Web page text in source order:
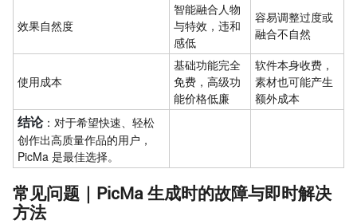
效果自然度
智能融合人物
与特效，违和
感低
容易调整过度或
融合不自然
使用成本
基础功能完全
免费，高级功
能价格低廉
软件本身收费，
素材也可能产生
额外成本
结论：对于希望快速、轻松
创作出高质量作品的用户，
PicMa 是最佳选择。
常见问题｜PicMa 生成时的故障与即时解决
方法